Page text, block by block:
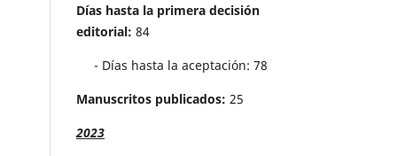
Días hasta la primera decisión
editorial: 84
- Días hasta la aceptación: 78
Manuscritos publicados: 25
2023